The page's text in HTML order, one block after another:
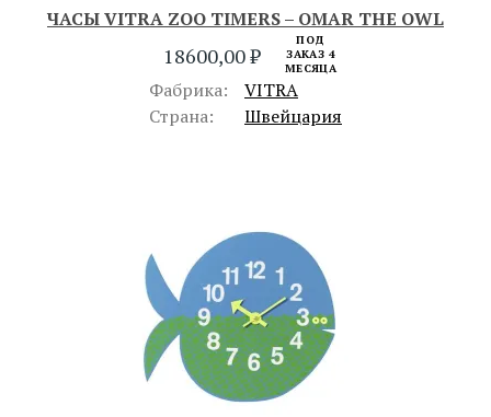
ЧАСЫ VITRA ZOO TIMERS – OMAR THE OWL
18600,00₽
ПОД
ЗАКАЗ 4
МЕСЯЦА
Фабрика:
VITRA
Страна:
Швейцария